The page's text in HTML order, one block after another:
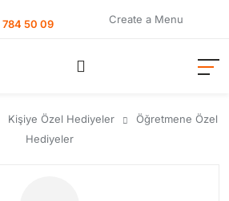
50 09 Create a Menu
Kişiye Özel Hediyeler
Öğretmene Özel
Hediyeler